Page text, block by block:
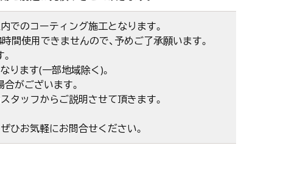
のコーティング施工となります。
使用できませんので、予めご了承願います。
ります(一部地域除く)。
がございます。
タッフからご説明させて頂きます。
ひお気軽にお問合せください。